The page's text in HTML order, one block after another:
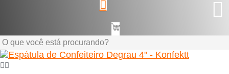
Pesquisar
...